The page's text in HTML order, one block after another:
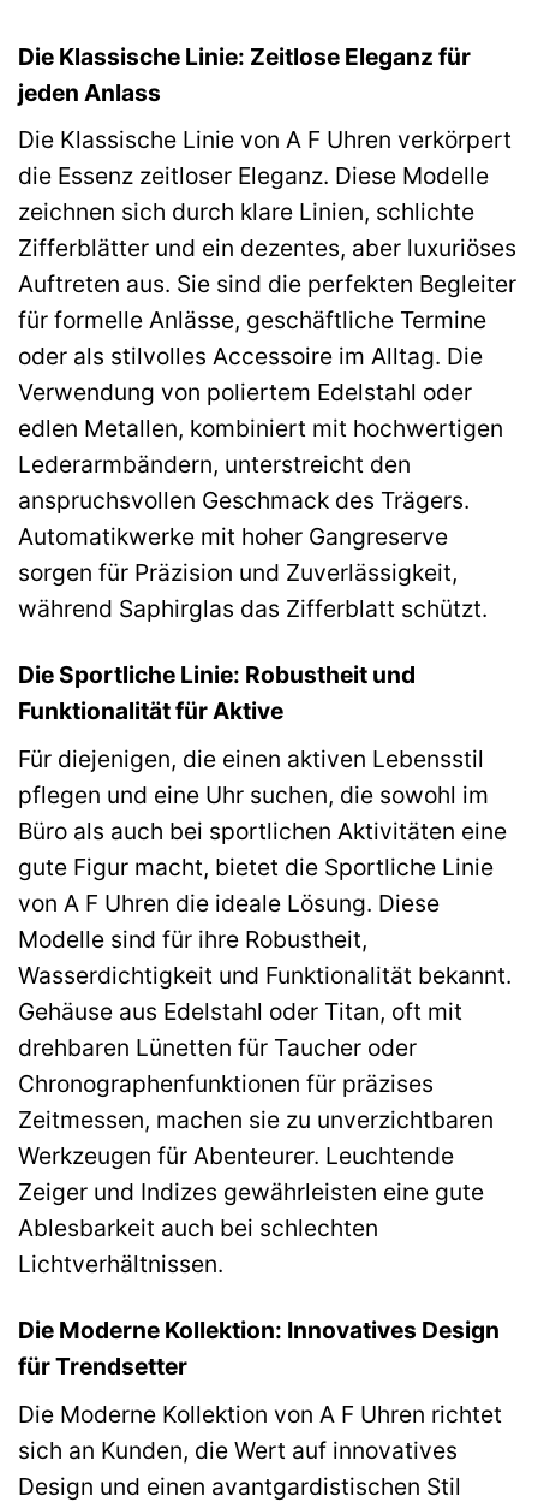
Die Klassische Linie: Zeitlose Eleganz für
jeden Anlass
Die Klassische Linie von A F Uhren verkörpert
die Essenz zeitloser Eleganz. Diese Modelle
zeichnen sich durch klare Linien, schlichte
Zifferblätter und ein dezentes, aber luxuriöses
Auftreten aus. Sie sind die perfekten Begleiter
für formelle Anlässe, geschäftliche Termine
oder als stilvolles Accessoire im Alltag. Die
Verwendung von poliertem Edelstahl oder
edlen Metallen, kombiniert mit hochwertigen
Lederarmbändern, unterstreicht den
anspruchsvollen Geschmack des Trägers.
Automatikwerke mit hoher Gangreserve
sorgen für Präzision und Zuverlässigkeit,
während Saphirglas das Zifferblatt schützt.
Die Sportliche Linie: Robustheit und
Funktionalität für Aktive
Für diejenigen, die einen aktiven Lebensstil
pflegen und eine Uhr suchen, die sowohl im
Büro als auch bei sportlichen Aktivitäten eine
gute Figur macht, bietet die Sportliche Linie
von A F Uhren die ideale Lösung. Diese
Modelle sind für ihre Robustheit,
Wasserdichtigkeit und Funktionalität bekannt.
Gehäuse aus Edelstahl oder Titan, oft mit
drehbaren Lünetten für Taucher oder
Chronographenfunktionen für präzises
Zeitmessen, machen sie zu unverzichtbaren
Werkzeugen für Abenteurer. Leuchtende
Zeiger und Indizes gewährleisten eine gute
Ablesbarkeit auch bei schlechten
Lichtverhältnissen.
Die Moderne Kollektion: Innovatives Design
für Trendsetter
Die Moderne Kollektion von A F Uhren richtet
sich an Kunden, die Wert auf innovatives
Design und einen avantgardistischen Stil